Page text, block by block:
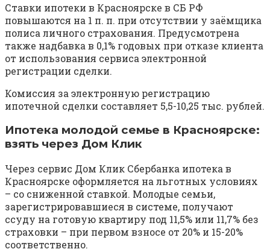
Ставки ипотеки в Красноярске в СБ РФ
повышаются на 1 п. п. при отсутствии у заёмщика
полиса личного страхования. Предусмотрена
также надбавка в 0,1% годовых при отказе клиента
от использования сервиса электронной
регистрации сделки.
Комиссия за электронную регистрацию
ипотечной сделки составляет 5,5-10,25 тыс. рублей.
Ипотека молодой семье в Красноярске:
взять через Дом Клик
Через сервис Дом Клик Сбербанка ипотека в
Красноярске оформляется на льготных условиях
– со сниженной ставкой. Молодые семьи,
зарегистрировавшиеся в системе, получают
ссуду на готовую квартиру под 11,5% или 11,7% без
страховки – при первом взносе от 20% и 15-20%
соответственно.